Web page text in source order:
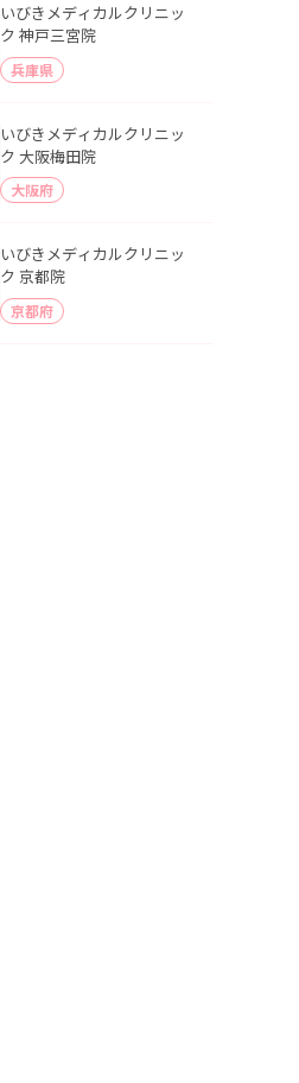
いびきメディカルクリニッ
ク 神戸三宮院
兵庫県
いびきメディカルクリニッ
ク 大阪梅田院
大阪府
いびきメディカルクリニッ
ク 京都院
京都府